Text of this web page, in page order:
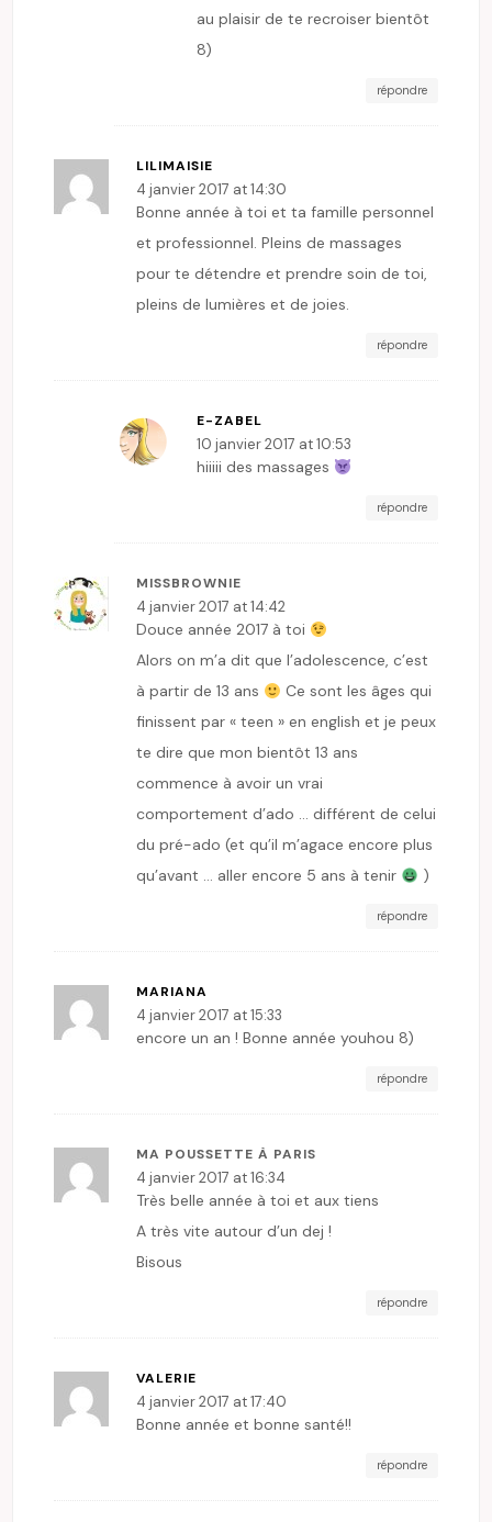
au plaisir de te recroiser bientôt
8)
répondre
LILIMAISIE
4 janvier 2017 at 14:30
Bonne année à toi et ta famille personnel
et professionnel. Pleins de massages
pour te détendre et prendre soin de toi,
pleins de lumières et de joies.
répondre
E-ZABEL
10 janvier 2017 at 10:53
hiiiii des massages
répondre
MISSBROWNIE
4 janvier 2017 at 14:42
Douce année 2017 à toi
Alors on m’a dit que l’adolescence, c’est
à partir de 13 ans
Ce sont les âges qui
finissent par « teen » en english et je peux
te dire que mon bientôt 13 ans
commence à avoir un vrai
comportement d’ado … différent de celui
du pré-ado (et qu’il m’agace encore plus
qu’avant … aller encore 5 ans à tenir
)
répondre
MARIANA
4 janvier 2017 at 15:33
encore un an ! Bonne année youhou 8)
répondre
MA POUSSETTE À PARIS
4 janvier 2017 at 16:34
Très belle année à toi et aux tiens
A très vite autour d’un dej !
Bisous
répondre
VALERIE
4 janvier 2017 at 17:40
Bonne année et bonne santé!!
répondre